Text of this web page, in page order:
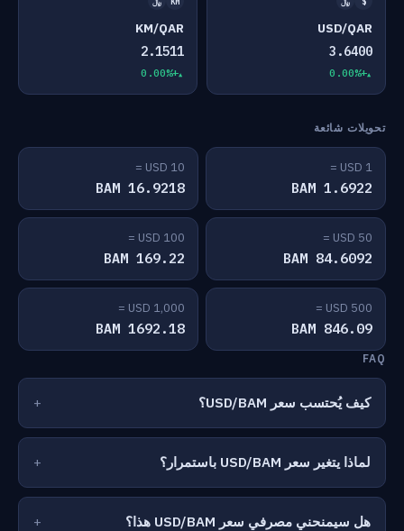
USD/QAR
3.6400
+0.00%
KM/QAR
2.1511
+0.00%
تحويلات شائعة
1 USD =
1.6922 BAM
10 USD =
16.9218 BAM
50 USD =
84.6092 BAM
100 USD =
169.22 BAM
500 USD =
846.09 BAM
1,000 USD =
1692.18 BAM
FAQ
كيف يُحتسب سعر USD/BAM؟
لماذا يتغير سعر USD/BAM باستمرار؟
هل سيمنحني مصرفي سعر USD/BAM هذا؟